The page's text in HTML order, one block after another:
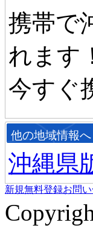
携帯で
れます
今すぐ
他の地域情報へ
沖縄県
新規無料登録お問